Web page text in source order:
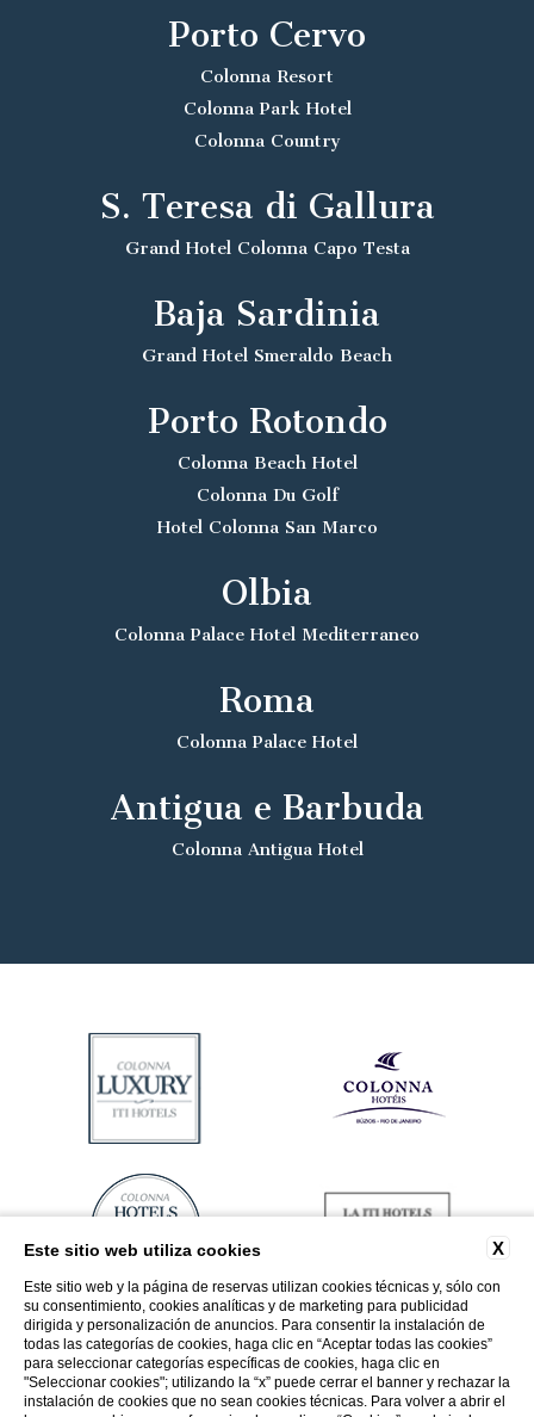
Porto Cervo
Colonna Resort
Colonna Park Hotel
Colonna Country
S. Teresa di Gallura
Grand Hotel Colonna Capo Testa
Baja Sardinia
Grand Hotel Smeraldo Beach
Porto Rotondo
Colonna Beach Hotel
Colonna Du Golf
Hotel Colonna San Marco
Olbia
Colonna Palace Hotel Mediterraneo
Roma
Colonna Palace Hotel
Antigua e Barbuda
Colonna Antigua Hotel
X
Este sitio web utiliza cookies
Este sitio web y la página de reservas utilizan cookies técnicas y, sólo con
su consentimiento, cookies analíticas y de marketing para publicidad
dirigida y personalización de anuncios. Para consentir la instalación de
todas las categorías de cookies, haga clic en “Aceptar todas las cookies”
para seleccionar categorías específicas de cookies, haga clic en
"Seleccionar cookies"; utilizando la “x” puede cerrar el banner y rechazar la
instalación de cookies que no sean cookies técnicas. Para volver a abrir el